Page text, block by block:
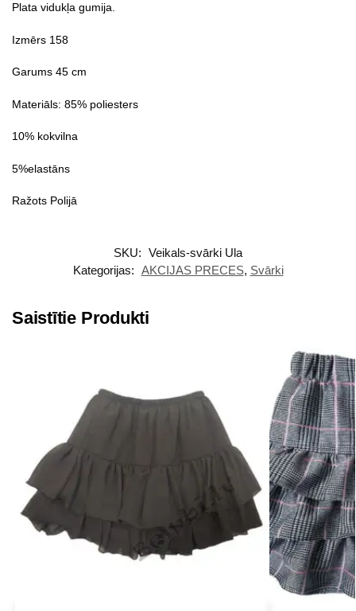
Plata vidukļa gumija.
Izmērs 158
Garums 45 cm
Materiāls: 85% poliesters
10% kokvilna
5%elastāns
Ražots Polijā
SKU: Veikals-svārki Ula
Kategorijas: AKCIJAS PRECES, Svārki
Saistītie Produkti